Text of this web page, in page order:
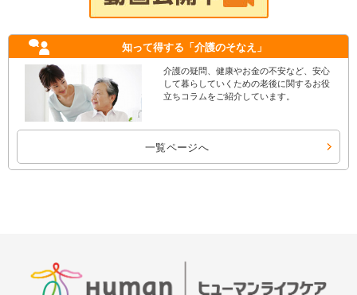
知って得する 「介護のそなえ」
介護の疑問、健康やお金の不安など、安心
して暮らしていくための老後に関するお役
立ちコラムをご紹介しています。
一覧ページへ